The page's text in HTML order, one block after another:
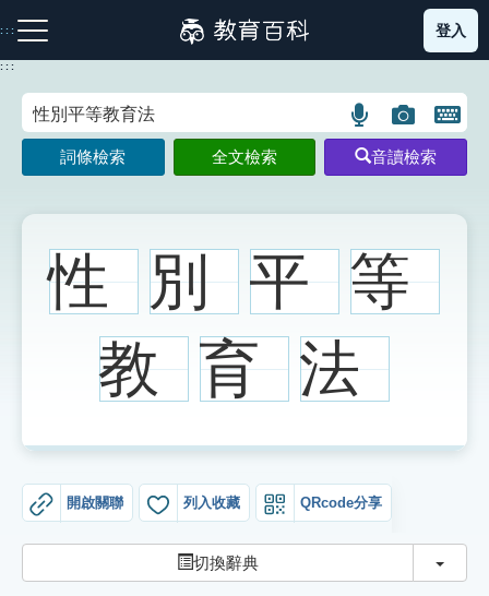
到
主
:::
注音索引圖示 筆畫索引圖示 部首索引表圖示
網站導覽
生字詞彙表
成語故事
索引選單
知識索引
登入
:::
語
言
搜
示
圖
片
搜
示
開
鍵
圖
詞條檢索 全文檢索 音讀檢索
性 別 平 等
教 育 法
開啟關聯 列入收藏 QRcode分享
切換辭典 切換